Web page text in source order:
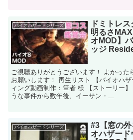
バイオハザードシリーズ
ドミトレ
明るさ
オMOD】
ッジ
ご視聴ありがとうございます！ よかった
お願いします！ 再生リスト 【バイオハ
ィング動画制作：筆者 様 【ストーリー
うな事件から数年後、イーサン・...
バイオハザードシリーズ
#3【窓の
オハザード